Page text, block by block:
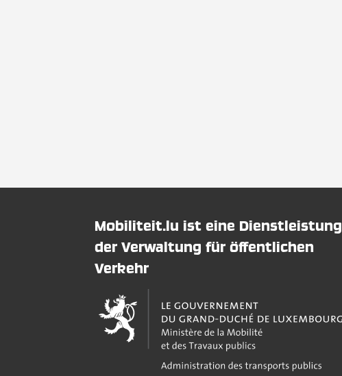
Mobiliteit.lu ist eine Dienstleistung
der Verwaltung für öffentlichen
Verkehr